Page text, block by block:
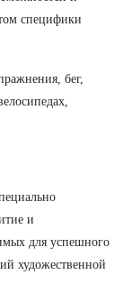
специфики
бег,
и
для успешного
художественной